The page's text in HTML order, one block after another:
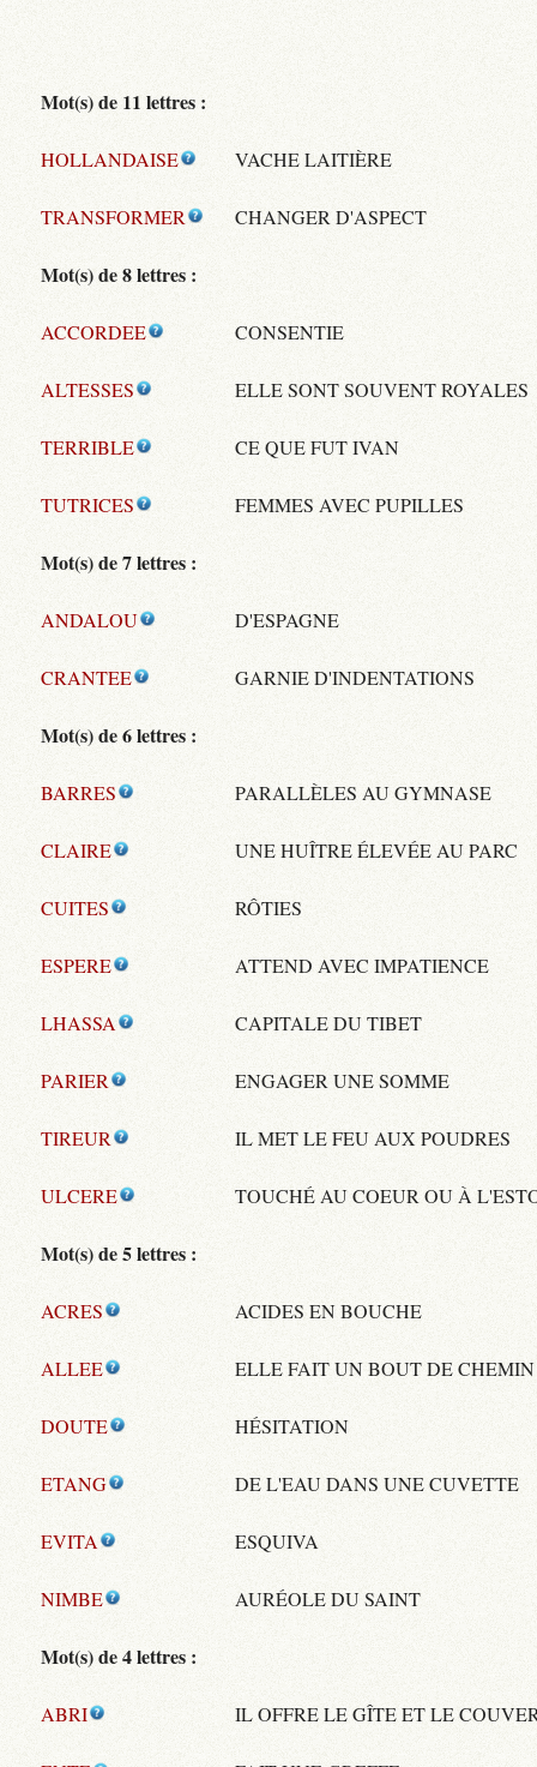
Mot(s) de 11 lettres :
HOLLANDAISE VACHE LAITIÈRE
TRANSFORMER CHANGER D'ASPECT
Mot(s) de 8 lettres :
ACCORDEE CONSENTIE
ALTESSES ELLE SONT SOUVENT ROYALES
TERRIBLE CE QUE FUT IVAN
TUTRICES FEMMES AVEC PUPILLES
Mot(s) de 7 lettres :
ANDALOU D'ESPAGNE
CRANTEE GARNIE D'INDENTATIONS
Mot(s) de 6 lettres :
BARRES PARALLÈLES AU GYMNASE
CLAIRE UNE HUÎTRE ÉLEVÉE AU PARC
CUITES RÔTIES
ESPERE ATTEND AVEC IMPATIENCE
LHASSA CAPITALE DU TIBET
PARIER ENGAGER UNE SOMME
TIREUR IL MET LE FEU AUX POUDRES
ULCERE TOUCHÉ AU COEUR OU À
Mot(s) de 5 lettres :
ACRES ACIDES EN BOUCHE
ALLEE ELLE FAIT UN BOUT DE CHEMIN
DOUTE HÉSITATION
ETANG DE L'EAU DANS UNE CUVETTE
EVITA ESQUIVA
NIMBE AURÉOLE DU SAINT
Mot(s) de 4 lettres :
ABRI IL OFFRE LE GÎTE ET LE